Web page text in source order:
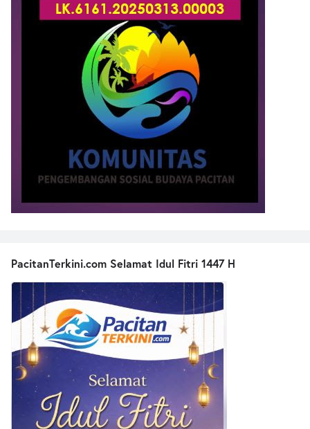
PacitanTerkini.com Selamat Idul Fitri 1447 H